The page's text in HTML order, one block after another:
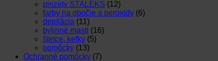
pinzety STALEKS (12)
farby na obočie a peroxidy (6)
depilácia (11)
bylinné masti (16)
štetce, kefky (5)
pomôcky (13)
Ochranné pomôcky (7)